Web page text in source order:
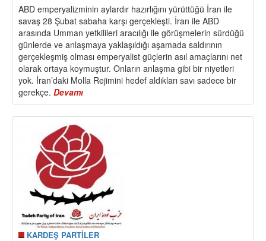
ABD emperyalizminin aylardır hazırlığını yürüttüğü İran ile
savaş 28 Şubat sabaha karşı gerçekleşti. İran ile ABD
arasında Umman yetkilileri aracılığı ile görüşmelerin sürdüğü
günlerde ve anlaşmaya yaklaşıldığı aşamada saldırının
gerçekleşmiş olması emperyalist güçlerin asıl amaçlarını net
olarak ortaya koymuştur. Onların anlaşma gibi bir niyetleri
yok. İran’daki Molla Rejimini hedef aldıkları savı sadece bir
gerekçe. Devamı
Emperyalist
Barbarlığa
Karşı,
İran
Halklarıyla
Uluslararası
Dayanışmayı
Yükselt!
Çözüm;
Birleşik
Devrimci
Mücadeledir!
KARDEŞ PARTİLER